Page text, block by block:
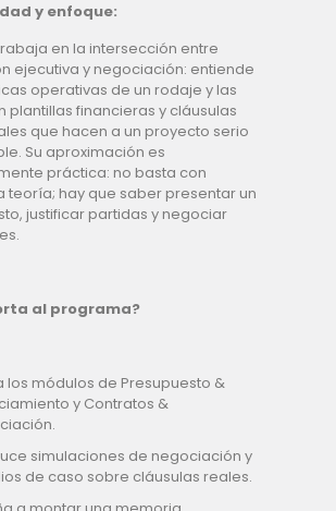
y enfoque:
en la intersección entre
ejecutiva y negociación: entiende
operativas de un rodaje y las
plantillas financieras y cláusulas
que hacen a un proyecto serio
Su aproximación es
práctica: no basta con
teoría; hay que saber presentar un
justificar partidas y negociar
al programa?
los módulos de Presupuesto &
y Contratos &
simulaciones de negociación y
de caso sobre cláusulas reales.